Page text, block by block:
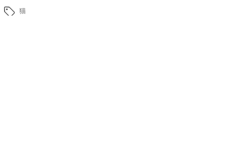
猫